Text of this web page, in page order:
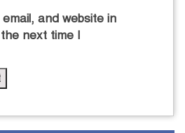
and website in
next time I